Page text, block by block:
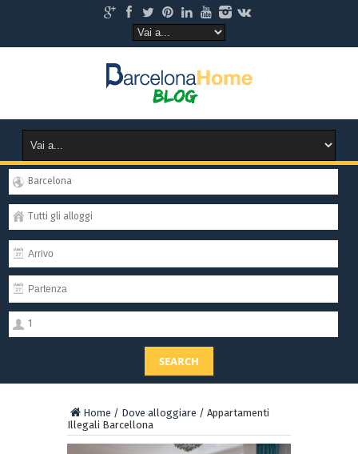
Barcelona
Tutti gli alloggi
1
SEARCH
Home / Dove alloggiare / Appartamenti
Illegali Barcellona